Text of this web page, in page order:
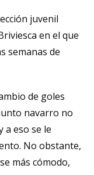
juvenil
en el que
semanas de
de goles
navarro no
a eso se le
No obstante,
más cómodo,